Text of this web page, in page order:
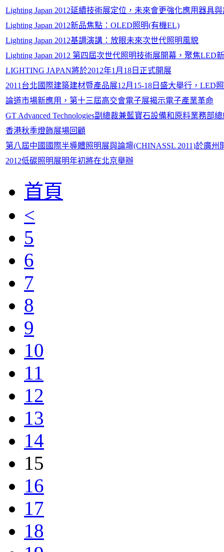
Lighting Japan 2012延續技術展定位，未來會更強化應用器具
Lighting Japan 2012新品焦點：OLED照明(有機EL)
Lighting Japan 2012基調演講：放眼未來次世代照明風貌
Lighting Japan 2012 第四屆次世代照明技術展開幕，聚焦LED
LIGHTING JAPAN將於2012年1月18日正式開展
2011台北國際建築建材暨產品展12月15-18日盛大舉行，LED
論道市場新應用，第十三屆高交會電子展揭示電子產業革命
GT Advanced Technologies副總裁兼藍寶石設備和原料業務部
香港秋季燈飾展場回顧
第八屆中國國際半導體照明展與論壇(CHINASSL 2011)於廣州
2012低碳照明展明年初將在北京舉辦
首頁
<
5
6
7
8
9
10
11
12
13
14
15
16
17
18